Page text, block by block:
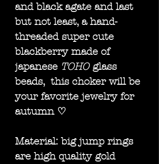
and black agate and last
but not least, a hand-
threaded super cute
blackberry made of
japanese TOHOglass
beads, this choker will be
your favorite jewelry for
autumn ♡
Material: big jump rings
are high quality gold